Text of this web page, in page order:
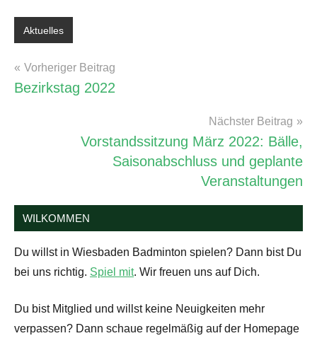
&
Ranglisten
Aktuelles
Beitragsnavigation
Vorheriger Beitrag
Bezirkstag 2022
Nächster Beitrag
Vorstandssitzung März 2022: Bälle,
Saisonabschluss und geplante
Veranstaltungen
WILKOMMEN
Du willst in Wiesbaden Badminton spielen? Dann bist Du
bei uns richtig. Spiel mit. Wir freuen uns auf Dich.
Du bist Mitglied und willst keine Neuigkeiten mehr
verpassen? Dann schaue regelmäßig auf der Homepage